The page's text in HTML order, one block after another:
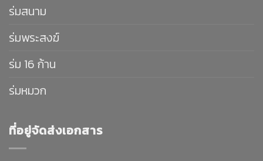
ร่มสนาม
ร่มพระสงฆ์
ร่ม 16 ก้าน
ร่มหมวก
ที่อยู่จัดส่งเอกสาร